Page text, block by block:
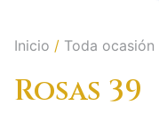
Inicio / Toda ocasión
Rosas 39